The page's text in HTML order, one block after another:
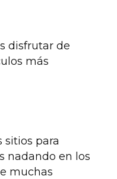
disfrutar de
más
sitios para
nadando en los
muchas